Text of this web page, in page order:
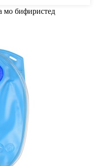
мо бифиристед